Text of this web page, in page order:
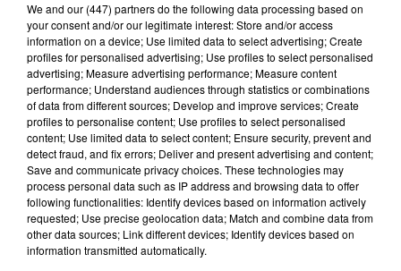
Lecture (1 min 24 sec)
100%
100% Radio l'agenda du Tarn nord
We and our (447) partnersdo the following data processing based on
your consent and/or our legitimate interest: Store and/or access
information on a device; Use limited data to select advertising; Create
profiles for personalised advertising; Use profiles to select personalised
advertising; Measure advertising performance; Measure content
performance; Understand audiences through statistics or combinations
of data from different sources; Develop and improve services; Create
profiles to personalise content; Use profiles to select personalised
content; Use limited data to select content; Ensure security, prevent and
detect fraud, and fix errors; Deliver and present advertising and content;
Save and communicate privacy choices. These technologies may
process personal data such as IP address and browsing data to offer
following functionalities: Identify devices based on information actively
requested; Use precise geolocation data; Match and combine data from
other data sources; Link different devices; Identify devices based on
information transmitted automatically.